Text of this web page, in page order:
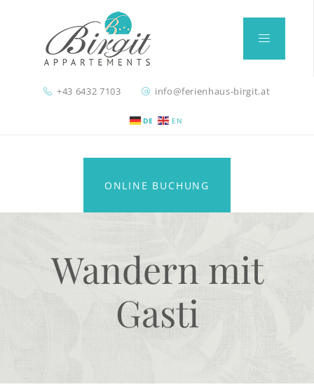
+43 6432 7103 info@ferienhaus-birgit.at
DE EN
ONLINE BUCHUNG
Wandern mit
Gasti